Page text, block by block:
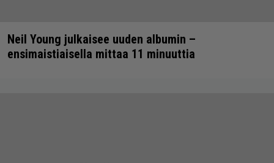
Neil Young julkaisee uuden albumin –
ensimaistiaisella mittaa 11 minuuttia